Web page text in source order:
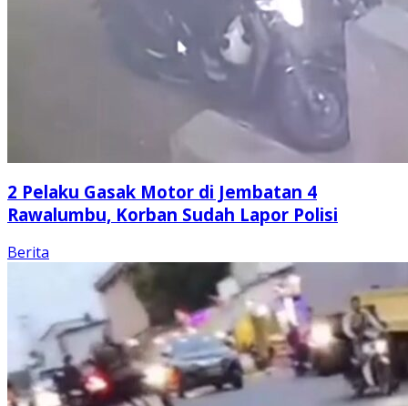
2 Pelaku Gasak Motor di Jembatan 4
Rawalumbu, Korban Sudah Lapor Polisi
Berita